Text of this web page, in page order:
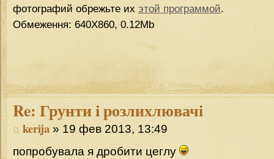
фотографий обрежьте их этой программой.
Обмеження: 640Х860, 0.12Mb
Re: Грунти і розлихлювачі
kerija » 19 фев 2013, 13:49
попробувала я дробити цеглу